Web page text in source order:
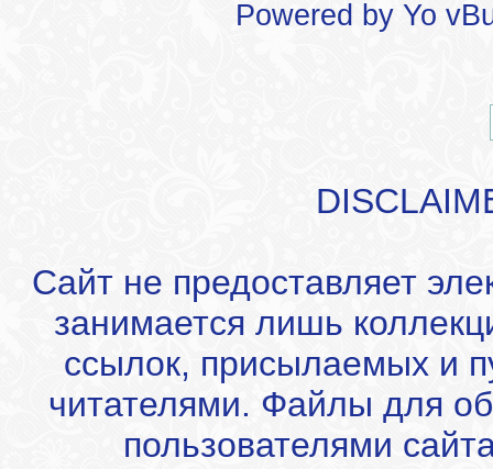
Powered by Yo
Сайт не предоставляет
занимается лишь
ссылок, присылаемых и
читателями. Файлы для
пользователями